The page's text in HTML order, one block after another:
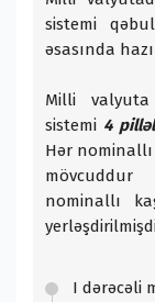
sistemi
əsasında
Milli valyuta
sistemi 4
Hər
nominallı
I dərəcəli